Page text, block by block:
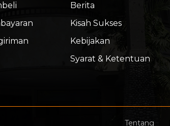
Berita
Kisah Sukses
Kebijakan
Syarat & Ketentuan
Tentang